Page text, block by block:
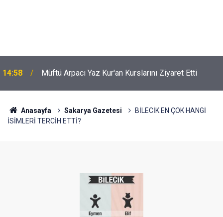
14:58 Müftü Arpacı Yaz Kur'an Kurslarını Ziyaret Etti
Anasayfa Sakarya Gazetesi
BİLECİK EN ÇOK HANGİ
İSİMLERİ TERCİH ETTİ?